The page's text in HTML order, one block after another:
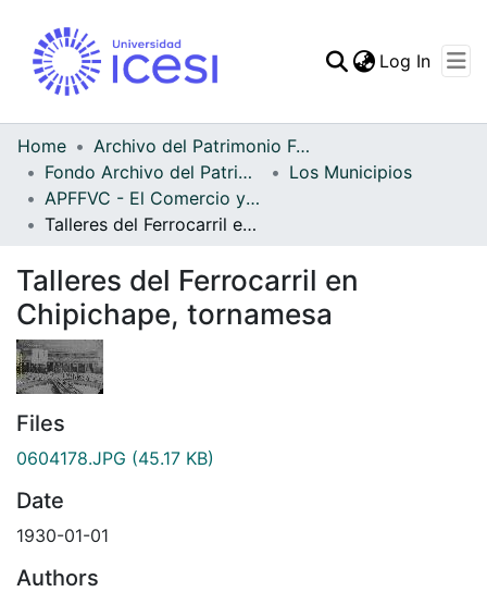
Statistics
Log In
Home
Archivo del Patrimonio Fotográfico y Fílmico del Valle del Cauca
Fondo Archivo del Patrimonio Fotográfico y Fílmico del Valle del Cauca
Los Municipios
APFFVC - El Comercio y las Haciendas - Patrimonial
Talleres del Ferrocarril en Chipichape, tornamesa
Talleres del Ferrocarril en
Chipichape, tornamesa
Files
0604178.JPG (45.17 KB)
Date
1930-01-01
Authors